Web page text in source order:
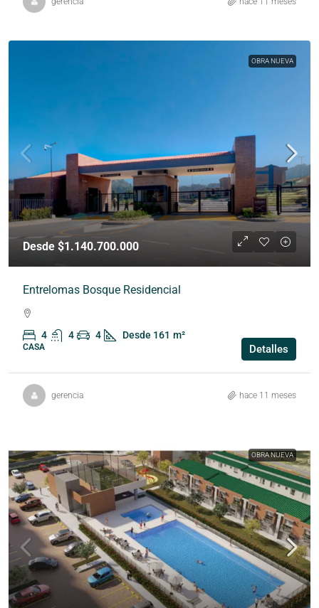
OBRA NUEVA
Desde $1.140.700.000
Entrelomas Bosque Residencial
4 4 4 Desde 161 m²
CASA Detalles
gerencia hace 11 meses
OBRA NUEVA